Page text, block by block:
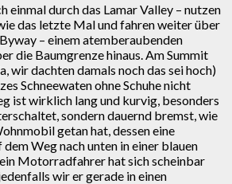
einmal durch das Lamar Valley – nutzen
das letzte Mal und fahren weiter über
– einem atemberaubenden
die Baumgrenze hinaus. Am Summit
wir dachten damals noch das sei hoch)
Schneewaten ohne Schuhe nicht
ist wirklich lang und kurvig, besonders
sondern dauernd bremst, wie
getan hat, dessen eine
Weg nach unten in einer blauen
Motorradfahrer hat sich scheinbar
wir er gerade in einen